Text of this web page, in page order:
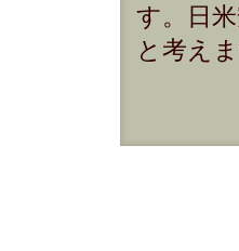
す。日
と考えま